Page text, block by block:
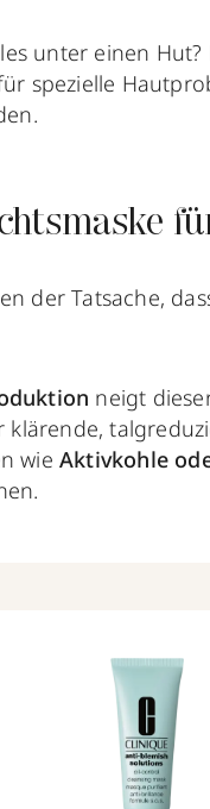
unter einen Hut?
spezielle
der Tatsache,
neigt
wie Aktivkohle